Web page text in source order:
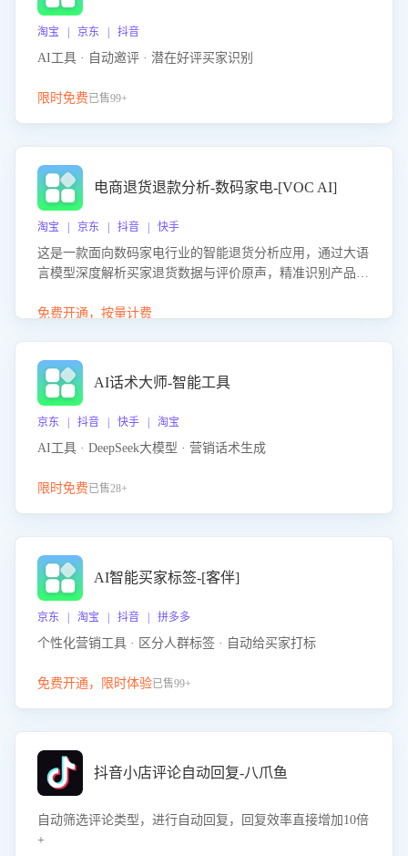
淘宝 | 京东 | 抖音
AI工具 · 自动邀评 · 潜在好评买家识别
限时免费已售99+
电商退货退款分析-数码家电-[VOC AI]
淘宝 | 京东 | 抖音 | 快手
这是一款面向数码家电行业的智能退货分析应用，通过大语
言模型深度解析买家退货数据与评价原声，精准识别产品质
改进建议，通过挖掘用户痛点驱动产品迭代，从根本上降低
免费开通，按量计费
AI话术大师-智能工具
京东 | 抖音 | 快手 | 淘宝
AI工具 · DeepSeek大模型 · 营销话术生成
限时免费已售28+
AI智能买家标签-[客伴]
京东 | 淘宝 | 抖音 | 拼多多
个性化营销工具 · 区分人群标签 · 自动给买家打标
免费开通，限时体验已售99+
抖音小店评论自动回复-八爪鱼
自动筛选评论类型，进行自动回复，回复效率直接增加10倍
+